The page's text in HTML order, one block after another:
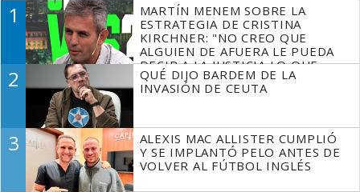
1
MARTÍN MENEM SOBRE LA
ESTRATEGIA DE CRISTINA
KIRCHNER: "NO CREO QUE
ALGUIEN DE AFUERA LE PUEDA
DECIR A LA JUSTICIA LO QUE
TIENE QUE HACER"
2
QUÉ DIJO BARDEM DE LA
INVASIÓN DE CEUTA
3
ALEXIS MAC ALLISTER CUMPLIÓ
Y SE IMPLANTÓ PELO ANTES DE
VOLVER AL FÚTBOL INGLÉS